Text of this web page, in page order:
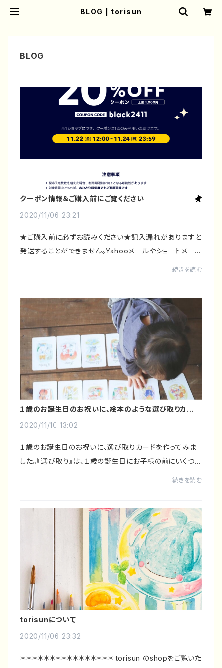
BLOG | torisun
クーポン情報＆ご購入前にご覧ください
2020/11/06 23:21
★ご購入前に必ずお読みください★記入漏れがありますと
発送することができません。Yahooメールやショートメール
続きを読む
１歳のお誕生日のお祝いに、絵本のような選び取りカード
2020/11/10 13:02
１歳のお誕生日のお祝いに、選び取りカードを作ってみま
した。『選び取り』は、１歳の誕生日にお子様の前にいくつか
続きを読む
torisunについて
2020/11/06 23:32
＊＊＊＊＊＊＊＊＊＊＊＊＊＊＊＊ torisun のshopをご覧いた